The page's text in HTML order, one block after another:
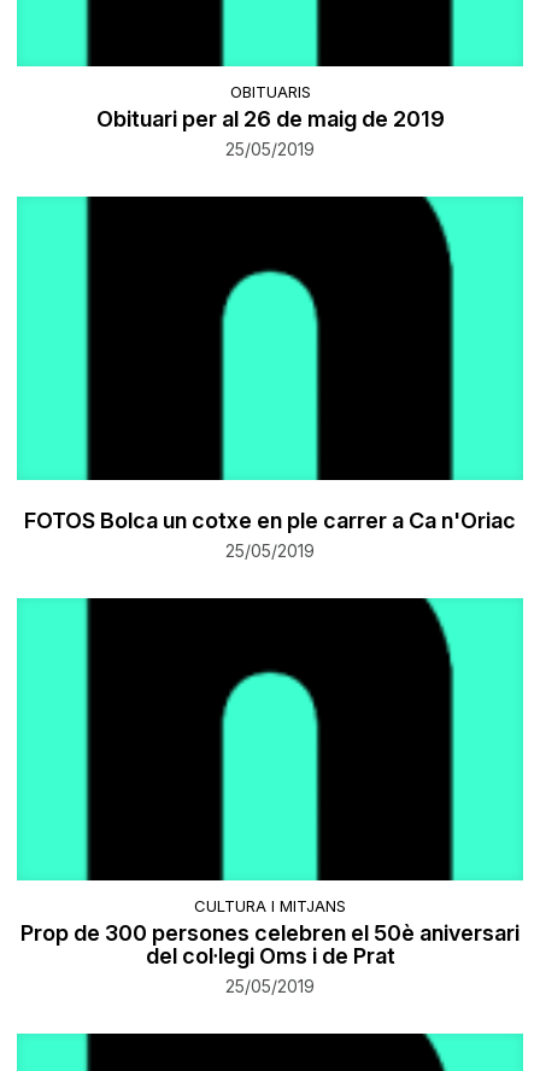
OBITUARIS
Obituari per al 26 de maig de 2019
25/05/2019
FOTOS Bolca un cotxe en ple carrer a Ca n'Oriac
25/05/2019
CULTURA I MITJANS
Prop de 300 persones celebren el 50è aniversari
del col·legi Oms i de Prat
25/05/2019